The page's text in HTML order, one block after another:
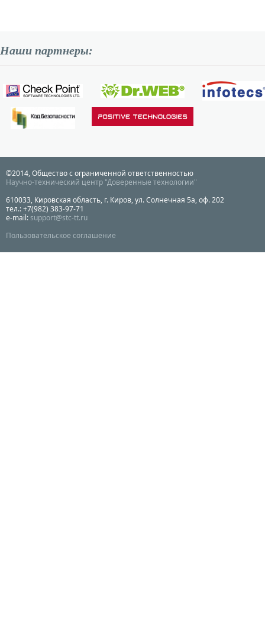
Наши партнеры:
©2014, Общество с ограниченной ответственностью
Научно-технический центр "Доверенные технологии"
610033, Кировская область, г. Киров, ул. Солнечная 5а, оф. 202
тел.: +7(982) 383-97-71
e-mail:support@stc-tt.ru
Пользовательское соглашение